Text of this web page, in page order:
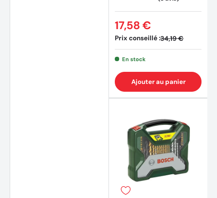
Prix conseillé :34,19 €
17,58 €
En stock
Ajouter au panier